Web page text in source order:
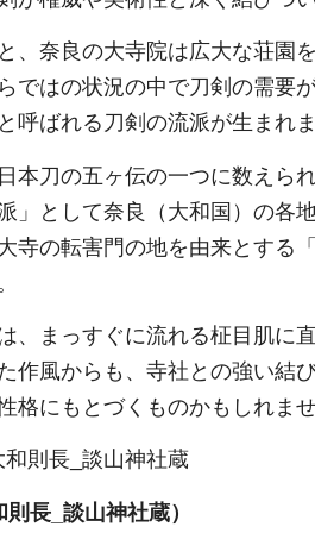
、奈良の大寺院は広大な荘園
ではの状況の中で刀剣の需要
呼ばれる刀剣の流派が生まれ
本刀の五ヶ伝の一つに数えら
」として奈良（大和国）の各
寺の転害門の地を由来とする
、まっすぐに流れる柾目肌に
作風からも、寺社との強い結
格にもとづくものかもしれま
則長_談山神社蔵）